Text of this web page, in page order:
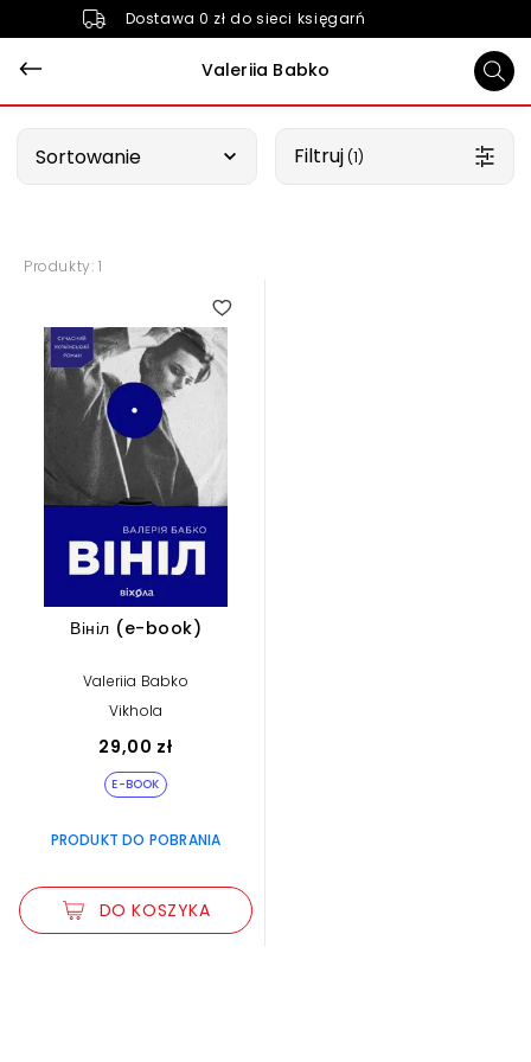
Dostawa 0 zł do sieci księgarń
Valeriia Babko
Sortowanie Filtruj (1)
Produkty: 1
Вініл (e-book)
Valeriia Babko
Vikhola
29,00 zł
E-BOOK
PRODUKT DO POBRANIA
DO KOSZYKA